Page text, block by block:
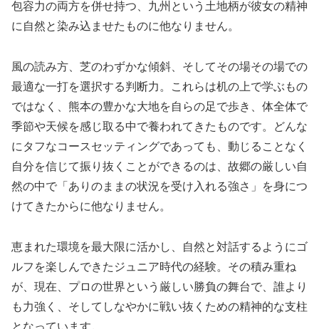
包容力の両方を併せ持つ、九州という土地柄が彼女の精神
に自然と染み込ませたものに他なりません。
風の読み方、芝のわずかな傾斜、そしてその場その場での
最適な一打を選択する判断力。これらは机の上で学ぶもの
ではなく、熊本の豊かな大地を自らの足で歩き、体全体で
季節や天候を感じ取る中で養われてきたものです。どんな
にタフなコースセッティングであっても、動じることなく
自分を信じて振り抜くことができるのは、故郷の厳しい自
然の中で「ありのままの状況を受け入れる強さ」を身につ
けてきたからに他なりません。
恵まれた環境を最大限に活かし、自然と対話するようにゴ
ルフを楽しんできたジュニア時代の経験。その積み重ね
が、現在、プロの世界という厳しい勝負の舞台で、誰より
も力強く、そしてしなやかに戦い抜くための精神的な支柱
となっています。